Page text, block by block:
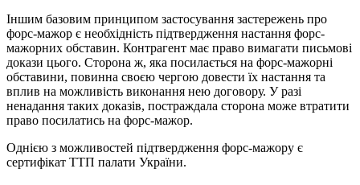
Іншим базовим принципом застосування застережень про
форс-мажор є необхідність підтвердження настання форс-
мажорних обставин. Контрагент має право вимагати письмові
докази цього. Сторона ж, яка посилається на форс-мажорні
обставини, повинна своєю чергою довести їх настання та
вплив на можливість виконання нею договору. У разі
ненадання таких доказів, постраждала сторона може втратити
право посилатись на форс-мажор.
Однією з можливостей підтвердження форс-мажору є
сертифікат ТТП палати України.